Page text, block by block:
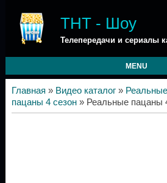
ТНТ - Шоу
Телепередачи и сериалы
MENU
Главная » Видео каталог»
пацаны 4 сезон» Реальные пацаны